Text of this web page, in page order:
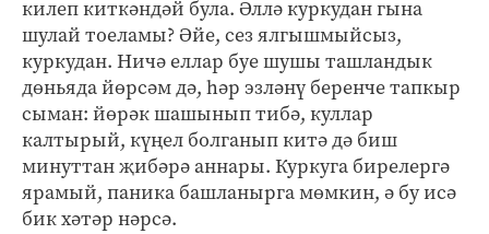
килеп киткәндәй була. Әллә куркудан гына
шулай тоеламы? Әйе, сез ялгышмыйсыз,
куркудан. Ничә еллар буе шушы ташландык
дөньяда йөрсәм дә, һәр эзләнү беренче тапкыр
сыман: йөрәк шашынып тибә, куллар
калтырый, күңел болганып китә дә биш
минуттан җибәрә аннары. Куркуга бирелергә
ярамый, паника башланырга мөмкин, ә бу исә
бик хәтәр нәрсә.